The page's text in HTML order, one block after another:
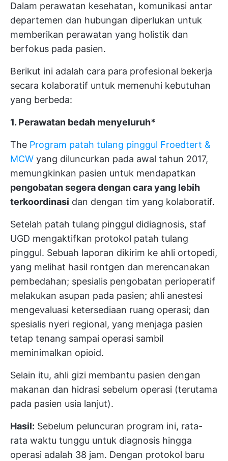
Dalam perawatan kesehatan, komunikasi antar
departemen dan hubungan diperlukan untuk
memberikan perawatan yang holistik dan
berfokus pada pasien.
Berikut ini adalah cara para profesional bekerja
secara kolaboratif untuk memenuhi kebutuhan
yang berbeda:
1. Perawatan bedah menyeluruh*
The Program patah tulang pinggul Froedtert &
MCW yang diluncurkan pada awal tahun 2017,
memungkinkan pasien untuk mendapatkan
pengobatan segera dengan cara yang lebih
terkoordinasi dan dengan tim yang kolaboratif.
Setelah patah tulang pinggul didiagnosis, staf
UGD mengaktifkan protokol patah tulang
pinggul. Sebuah laporan dikirim ke ahli ortopedi,
yang melihat hasil rontgen dan merencanakan
pembedahan; spesialis pengobatan perioperatif
melakukan asupan pada pasien; ahli anestesi
mengevaluasi ketersediaan ruang operasi; dan
spesialis nyeri regional, yang menjaga pasien
tetap tenang sampai operasi sambil
meminimalkan opioid.
Selain itu, ahli gizi membantu pasien dengan
makanan dan hidrasi sebelum operasi (terutama
pada pasien usia lanjut).
Hasil: Sebelum peluncuran program ini, rata-
rata waktu tunggu untuk diagnosis hingga
operasi adalah 38 jam. Dengan protokol baru